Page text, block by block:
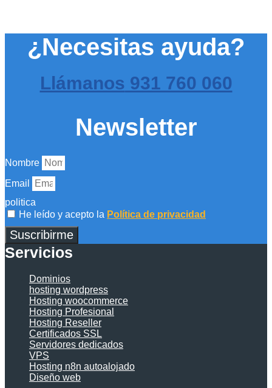
¿Necesitas ayuda?
Llámanos 931 760 060
Newsletter
Nombre
Email
politica
He leído y acepto la Política de privacidad
Suscribirme
Servicios
Dominios
hosting wordpress
Hosting woocommerce
Hosting Profesional
Hosting Reseller
Certificados SSL
Servidores dedicados
VPS
Hosting n8n autoalojado
Diseño web